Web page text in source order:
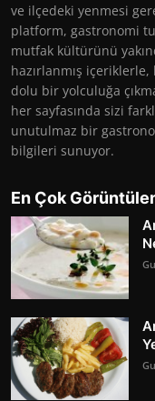
ve ilçedeki yenmesi
platform, gastronomi
mutfak kültürünü
hazırlanmış
dolu bir yolculuğa
her sayfasında sizi
unutulmaz bir
bilgileri sunuyor.
En Çok